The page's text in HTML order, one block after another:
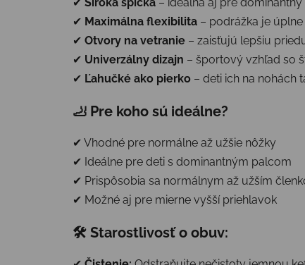
✔ Maximálna flexibilita – podrážka je
✔ Otvory na vetranie – zaisťujú lepšiu
✔ Univerzálny dizajn – športový vzhľad so
✔ Ľahučké ako pierko – deti ich na nohách
🦶 Pre koho sú ideálne?
✔ Vhodné pre normálne až užšie nôžky
✔ Ideálne pre deti s dominantným palcom
✔ Prispôsobia sa normálnym až užším
✔ Možné aj pre mierne vyšší priehlavok
🛠 Starostlivosť o obuv: